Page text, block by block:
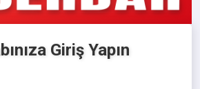
Giriş Yapın